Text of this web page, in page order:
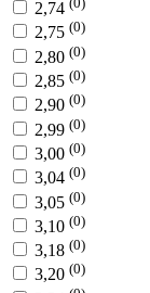
2,74
2,75 (0)
2,80 (0)
2,85 (0)
2,90 (0)
2,99 (0)
3,00 (0)
3,04 (0)
3,05 (0)
3,10 (0)
3,18 (0)
3,20 (0)